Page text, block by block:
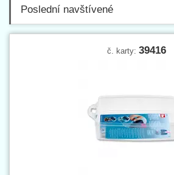
Poslední navštívené
č. karty: 39416